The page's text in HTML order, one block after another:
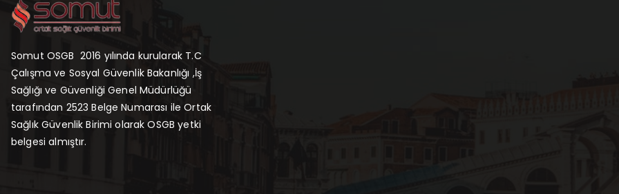
Somut OSGB 2016 yılında kurularak T.C
Çalışma ve Sosyal Güvenlik Bakanlığı ,İş
Sağlığı ve Güvenliği Genel Müdürlüğü
tarafından 2523 Belge Numarası ile Ortak
Sağlık Güvenlik Birimi olarak OSGB yetki
belgesi almıştır.